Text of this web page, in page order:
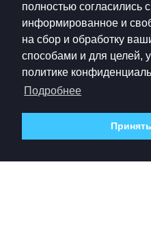
полностью согласились
информированное и
на сбор и обработку
способами и для целей,
политике
Подробнее
Принять